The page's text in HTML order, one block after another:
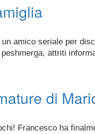
amico seriale per
attriti
di
Francesco ha